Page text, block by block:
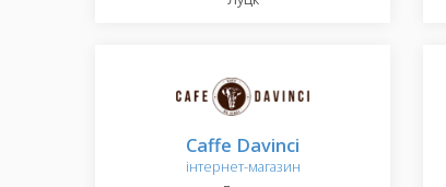
Caffe Davinci
інтернет-магазин